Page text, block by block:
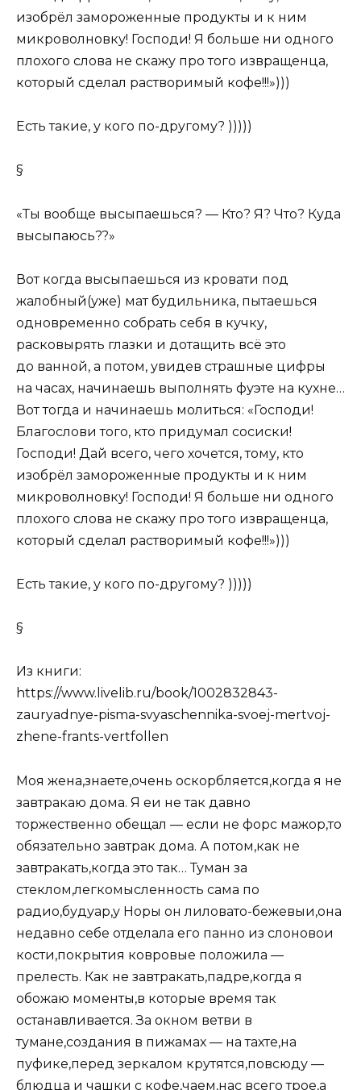
изобрёл замороженные продукты и к ним
микроволновку! Господи! Я больше ни одного
плохого слова не скажу про того извращенца,
который сделал растворимый кофе!!!»)))
Есть такие, у кого по-другому? )))))
§
«Ты вообще высыпаешься? — Кто? Я? Что? Куда
высыпаюсь??»
Вот когда высыпаешься из кровати под
жалобный(уже) мат будильника, пытаешься
одновременно собрать себя в кучку,
расковырять глазки и дотащить всё это
до ванной, а потом, увидев страшные цифры
на часах, начинаешь выполнять фуэте на кухне…
Вот тогда и начинаешь молиться: «Господи!
Благослови того, кто придумал сосиски!
Господи! Дай всего, чего хочется, тому, кто
изобрёл замороженные продукты и к ним
микроволновку! Господи! Я больше ни одного
плохого слова не скажу про того извращенца,
который сделал растворимый кофе!!!»)))
Есть такие, у кого по-другому? )))))
§
Из книги:
https://www.livelib.ru/book/1002832843-
zauryadnye-pisma-svyaschennika-svoej-mertvoj-
zhene-frants-vertfollen
Моя жена,знаете,очень оскорбляется,когда я не
завтракаю дома. Я еи не так давно
торжественно обещал — если не форс мажор,то
обязательно завтрак дома. А потом,как не
завтракать,когда это так… Туман за
стеклом,легкомысленность сама по
радио,будуар,у Норы он лиловато-бежевыи,она
недавно себе отделала его панно из слоновои
кости,покрытия ковровые положила —
прелесть. Как не завтракать,падре,когда я
обожаю моменты,в которые время так
останавливается. За окном ветви в
тумане,создания в пижамах — на тахте,на
пуфике,перед зеркалом крутятся,повсюду —
блюдца и чашки с кофе,чаем,нас всего трое,а